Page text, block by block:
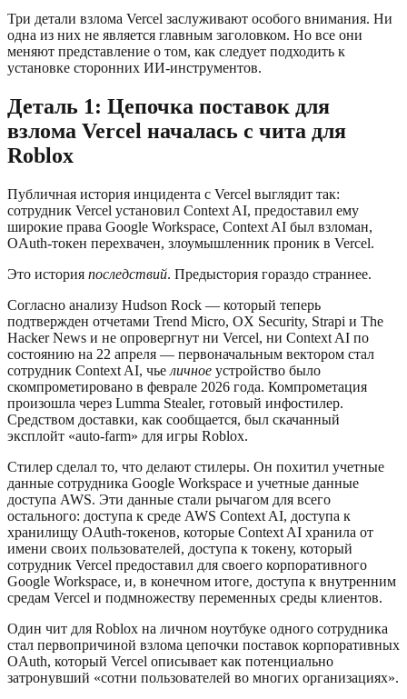
Три детали взлома Vercel заслуживают особого внимания. Ни
одна из них не является главным заголовком. Но все они
меняют представление о том, как следует подходить к
установке сторонних ИИ-инструментов.
Деталь 1: Цепочка поставок для
взлома Vercel началась с чита для
Roblox
Публичная история инцидента с Vercel выглядит так:
сотрудник Vercel установил Context AI, предоставил ему
широкие права Google Workspace, Context AI был взломан,
OAuth-токен перехвачен, злоумышленник проник в Vercel.
Это история последствий. Предыстория гораздо страннее.
Согласно анализу Hudson Rock — который теперь
подтвержден отчетами Trend Micro, OX Security, Strapi и The
Hacker News и не опровергнут ни Vercel, ни Context AI по
состоянию на 22 апреля — первоначальным вектором стал
сотрудник Context AI, чье личное устройство было
скомпрометировано в феврале 2026 года. Компрометация
произошла через Lumma Stealer, готовый инфостилер.
Средством доставки, как сообщается, был скачанный
эксплойт «auto-farm» для игры Roblox.
Стилер сделал то, что делают стилеры. Он похитил учетные
данные сотрудника Google Workspace и учетные данные
доступа AWS. Эти данные стали рычагом для всего
остального: доступа к среде AWS Context AI, доступа к
хранилищу OAuth-токенов, которые Context AI хранила от
имени своих пользователей, доступа к токену, который
сотрудник Vercel предоставил для своего корпоративного
Google Workspace, и, в конечном итоге, доступа к внутренним
средам Vercel и подмножеству переменных среды клиентов.
Один чит для Roblox на личном ноутбуке одного сотрудника
стал первопричиной взлома цепочки поставок корпоративных
OAuth, который Vercel описывает как потенциально
затронувший «сотни пользователей во многих организациях».